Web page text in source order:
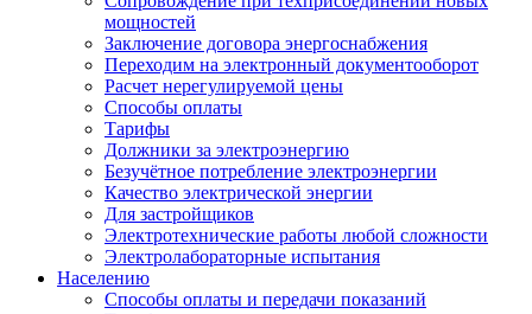
мощностей
Заключение договора энергоснабжения
Переходим на электронный документооборот
Расчет нерегулируемой цены
Способы оплаты
Тарифы
Должники за электроэнергию
Безучётное потребление электроэнергии
Качество электрической энергии
Для застройщиков
Электротехнические работы любой сложности
Электролабораторные испытания
Населению
Способы оплаты и передачи показаний